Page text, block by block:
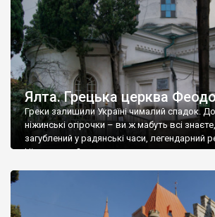
Ялта. Грецька церква
Греки залишили Україні чималий спадок.
ніжинські огірочки – ви ж мабуть всі
загублений у радянські часи, легендарний
Ніжин греки?